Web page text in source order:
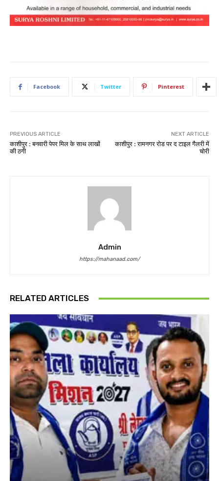
Facebook Twitter Pinterest
PREVIOUS ARTICLE
काशीपुर : बनवारी पेपर मिल के साथ लाखों
की ठगी
NEXT ARTICLE
काशीपुर : रामनगर रोड पर द टाइल गैलरी में
चोरी
Admin
https://mahanaad.com/
RELATED ARTICLES